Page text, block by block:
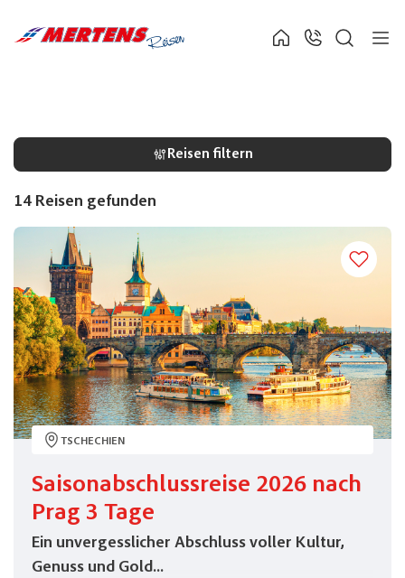
Preis
1399
Dauer
Anreiseart
Verpflegung
Halbpension(12)
laut Ausschreibung
lt. Ausschreibung
Reisen filtern
14 Reisen gefunden
TSCHECHIEN
Saisonabschlussreise 2026 nach
Prag 3 Tage
Ein unvergesslicher Abschluss voller Kultur,
Genuss und Gold...